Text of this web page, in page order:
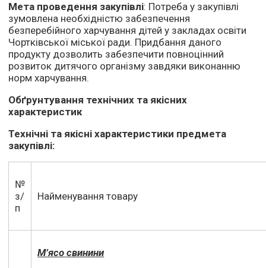
Мета проведення закупівлі: Потреба у закупівлі
зумовлена необхідністю забезпечення
безперебійного харчування дітей у закладах освіти
Чортківської міської ради. Придбання даного
продукту дозволить забезпечити повноцінний
розвиток дитячого організму завдяки виконанню
норм харчування.
Обґрунтування технічних та якісних
характеристик
Технічні та якісні характеристики предмета
закупівлі:
№
з/
п
Найменування товару
М’ясосвинини